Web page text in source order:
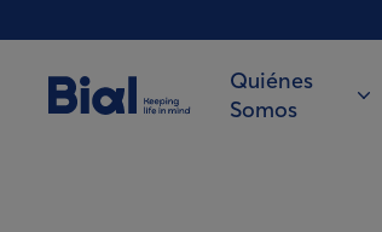
Quiénes
Somos